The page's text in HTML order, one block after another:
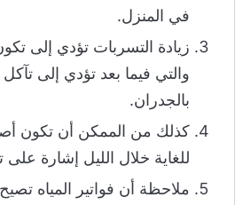
في المنزل.
زيادة التسربات تؤدي إلى
والتي فيما بعد تؤدي إلى
بالجدران.
كذلك من الممكن أن تكون
للغاية خلال الليل إشارة
ملاحظة أن فواتير المياه